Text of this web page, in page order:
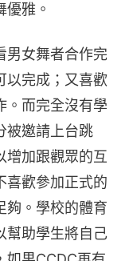
雅。
男女舞者合作完
以完成；又喜歡
。而完全沒有學
被邀請上台跳
增加跟觀眾的互
喜歡參加正式的
夠。學校的體育
幫助學生將自己